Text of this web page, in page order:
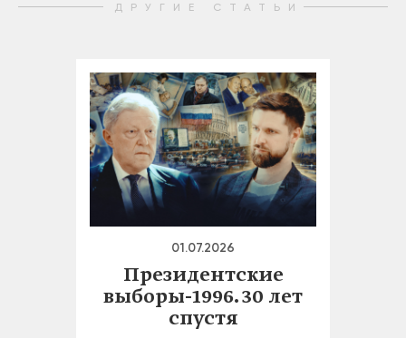
ДРУГИЕ СТАТЬИ
01.07.2026
Президентские
выборы-1996. 30 лет
спустя